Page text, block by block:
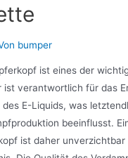
bumper
ist eines der
ist verantwortlich für das
des E-Liquids, was
beeinflusst.
ist daher